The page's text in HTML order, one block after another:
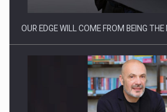
OUR EDGE WILL COME FROM BEING